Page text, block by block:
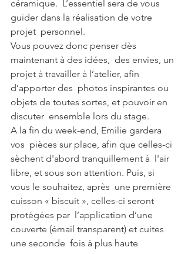
céramique.  L’essentiel sera de vous
guider dans la réalisation de votre
projet  personnel.
Vous pouvez donc penser dès
maintenant à des idées,  des envies, un
projet à travailler à l’atelier, afin
d’apporter des  photos inspirantes ou
objets de toutes sortes, et pouvoir en
discuter  ensemble lors du stage.
A la fin du week-end, Emilie gardera
vos  pièces sur place, afin que celles-ci
sèchent d'abord tranquillement à  l'air
libre, et sous son attention. Puis, si
vous le souhaitez, après  une première
cuisson « biscuit », celles-ci seront
protégées par  l’application d’une
couverte (émail transparent) et cuites
une seconde  fois à plus haute